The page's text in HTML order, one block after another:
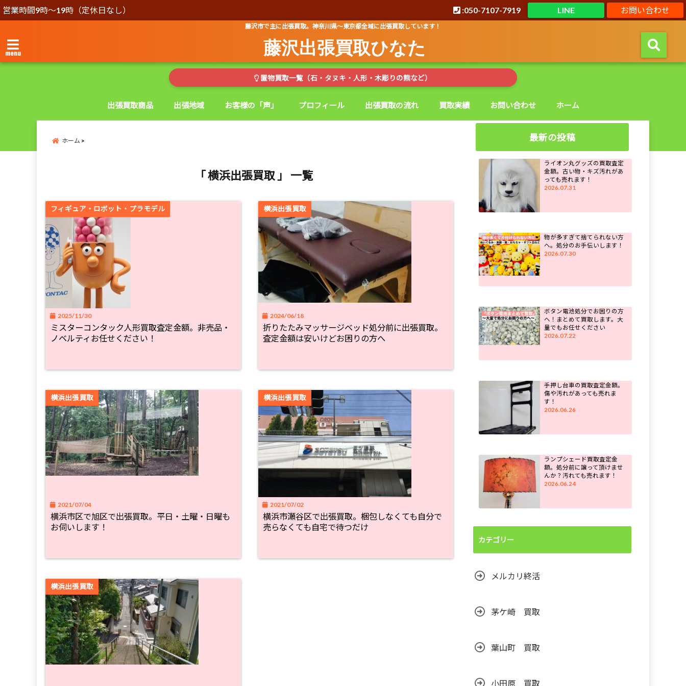
営業時間9時～19時（定休日なし） お問い合わせ
LINE
:050-7107-7919
藤沢市で主に出張買取。神奈川県～東京都全域に出張買取しています！
menu 藤沢出張買取ひなた
置物買取一覧（石・タヌキ・人形・木彫りの熊など）
出張買取商品 出張地域 お客様の「声」 プロフィール 出張買取の流れ 買取実績 お問い合わせ ホーム
ホーム
「 横浜出張買取 」 一覧
フィギュア・ロボット・プラモデル
2025/11/30
ミスターコンタック人形買取査定金額。非売品・
ノベルティお任せください！
横浜出張買取
2024/06/18
折りたたみマッサージベッド処分前に出張買取。
査定金額は安いけどお困りの方へ
横浜出張買取
2021/07/04
横浜市区で旭区で出張買取。平日・土曜・日曜も
お伺いします！
横浜出張買取
2021/07/02
横浜市瀬谷区で出張買取。梱包しなくても自分で
売らなくても自宅で待つだけ
横浜出張買取
最新の投稿
ライオン丸グッズの買取査定
金額。古い物・キズ汚れがあ
っても売れます！
2026.07.31
物が多すぎて捨てられない方
へ。処分のお手伝いします！
2026.07.30
ボタン電池処分でお困りの方
へ！まとめて買取します。大
量でもお任せください
2026.07.22
手押し台車の買取査定金額。
傷や汚れがあっても売れま
す！
2026.06.26
ランプシェード買取査定金
額。処分前に譲って頂けませ
んか？汚れても売れます！
2026.06.24
カテゴリー
メルカリ終活
茅ケ崎 買取
葉山町 買取
小田原 買取